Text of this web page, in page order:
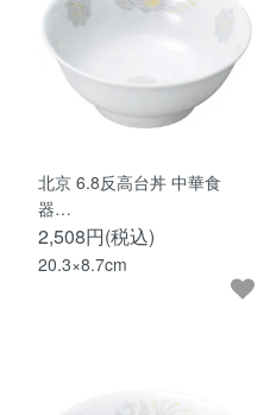
北京 6.8反高台丼 中華食
器…
2,508円(税込)
20.3×8.7cm